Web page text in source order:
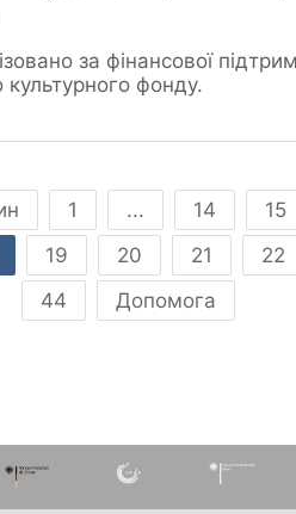
за фінансової
культурного фонду.
1 ... 14
15
19 20 21
22
44
Допомога